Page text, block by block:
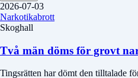
2026-07-03
Narkotikabrott
Skoghall
Två män döms för grovt
Tingsrätten har dömt den tilltalade